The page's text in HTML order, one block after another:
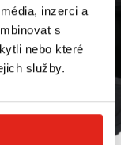
inzerci a
s
nebo které
služby.